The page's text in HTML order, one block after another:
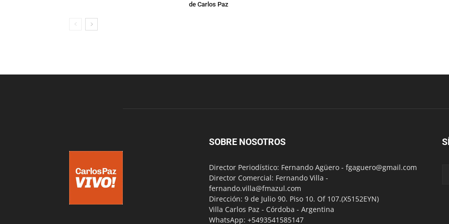
de Carlos Paz
SOBRE NOSOTROS
Director Periodístico: Fernando Agüero - fgaguero@gmail.com
Director Comercial: Fernando Villa -
fernando.villa@fmazul.com
Dirección: 9 de Julio 90. Piso 10. Of 107.(X5152EYN)
Villa Carlos Paz - Córdoba - Argentina
WhatsApp: +5493541585147